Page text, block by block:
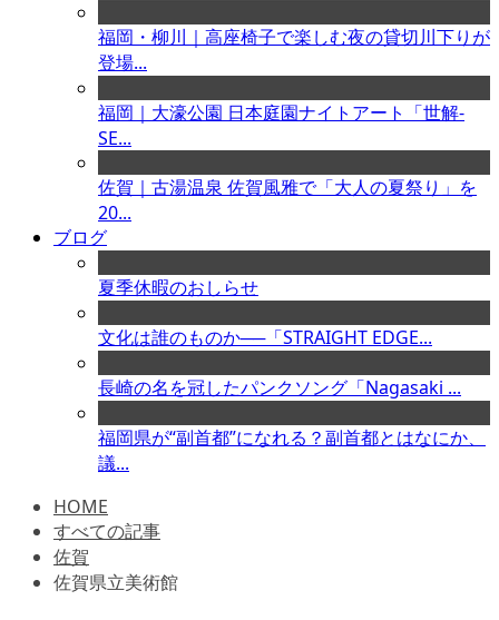
福岡・柳川｜高座椅子で楽しむ夜の貸切川下りが
登場...
福岡｜大濠公園 日本庭園ナイトアート「世解-
SE...
佐賀｜古湯温泉 佐賀風雅で「大人の夏祭り」を
20...
ブログ
夏季休暇のおしらせ
文化は誰のものか──「STRAIGHT EDGE...
長崎の名を冠したパンクソング「Nagasaki ...
福岡県が“副首都”になれる？副首都とはなにか、
議...
HOME
すべての記事
佐賀
佐賀県立美術館